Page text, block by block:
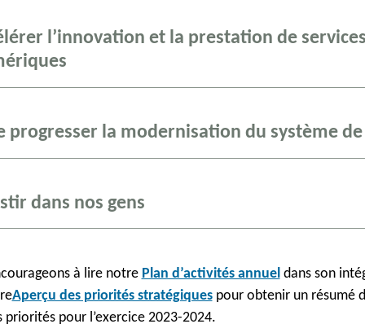
l’innovation et la prestation de
progresser la modernisation du système
dans nos gens
à lire notre Plan d’activités annuel dans son
Aperçu des priorités stratégiques pour obtenir un résumé
priorités pour l’exercice 2023-2024.